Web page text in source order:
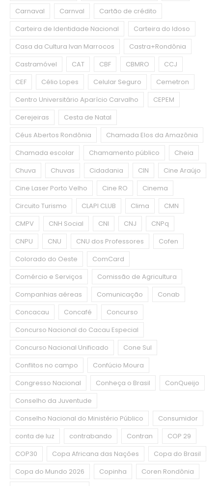
Carnaval
Carnval
Cartão de crédito
Carteira de Identidade Nacional
Carteira do Idoso
Casa da Cultura Ivan Marrocos
Castra+Rondônia
Castramóvel
CAT CBF CBMRO
CCJ
CEF
Célio Lopes Celular Seguro
Cemetron
Centro Universitário Aparício Carvalho
CEPEM
Cerejeiras
Cesta de Natal
Céus Abertos Rondônia
Chamada Elos da Amazônia
Chamada escolar
Chamamento público
Cheia
Chuva
Chuvas Cidadania CIN
Cine Araújo
Cine Laser Porto Velho
Cine RO
Cinema
Circuito Turismo
CLAPI CLUB Clima
CMN
CMPV
CNH Social CNI CNJ
CNPq
CNPU
CNU CNU dos Professores
Cofen
Colorado do Oeste
ComCard
Comércio e Serviços
Comissão de Agricultura
Companhias aéreas
Comunicação
Conab
Concacau
Concafé
Concurso
Concurso Nacional do Cacau Especial
Concurso Nacional Unificado
Cone Sul
Conflitos no campo
Confúcio Moura
Congresso Nacional
Conheça o Brasil
ConQueijo
Conselho da Juventude
Conselho Nacional do Ministério Público
Consumidor
conta de luz
contrabando Contran
COP 29
COP30
Copa Africana das Nações
Copa do Brasil
Copa do Mundo 2026
Copinha
Coren Rondônia